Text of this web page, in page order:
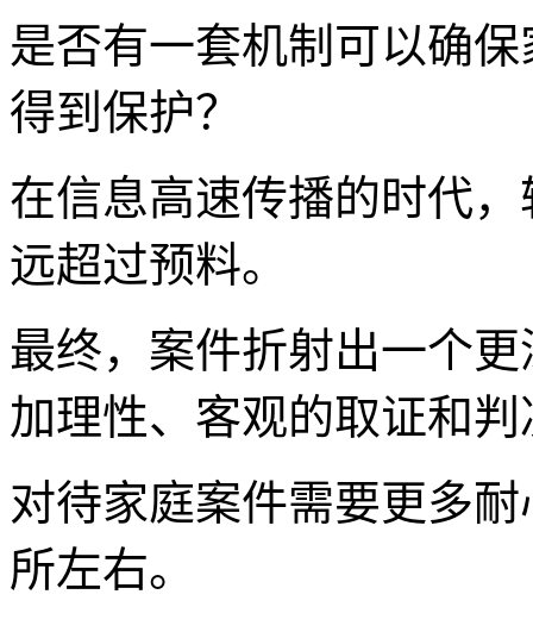
是否有一套机制可以确
得到保护？
在信息高速传播的时代
远超过预料。
最终，案件折射出一个
加理性、客观的取证和
对待家庭案件需要更多
所左右。